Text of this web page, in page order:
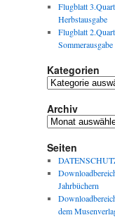
Flugblatt
Herbstausgabe
Flugblatt
Sommerausgabe
Kategorien
Kategorien
Archiv
Archiv
Seiten
Jahrbüchern
dem